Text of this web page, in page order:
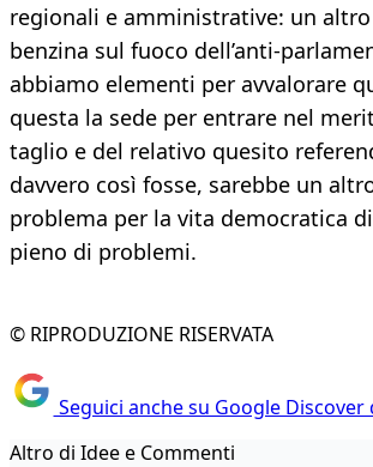
regionali e amministrative: un
benzina sul fuoco dell’anti-
abbiamo elementi per avvalorare
questa la sede per entrare nel
taglio e del relativo quesito
davvero così fosse, sarebbe un
problema per la vita democratica
pieno di problemi.
© RIPRODUZIONE RISERVATA
Seguici anche su Google Discover
Altro di Idee e Commenti